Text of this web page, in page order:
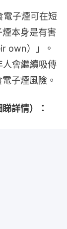
子煙可在短
本身是有害
own）」。
會繼續吸傳
子煙風險。
詳情）：